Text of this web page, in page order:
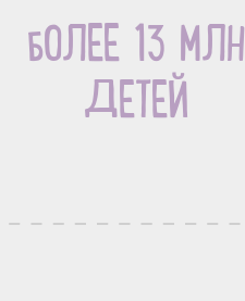
БОЛЕЕ 13 МЛН
ДЕТЕЙ